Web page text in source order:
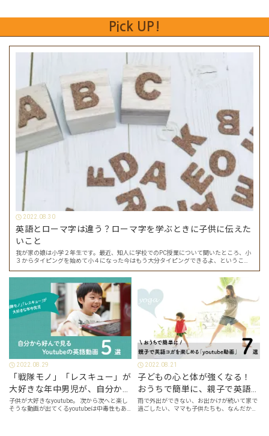
Pick UP!
2022.08.30
英語とローマ字は違う？ローマ字を学ぶときに子供に伝えた
いこと
我が家の娘は小学２年生です。最近、知人に学校でのPC授業について聞いたところ、小
３からタイピングを始めて小４になった今はもう大分タイピングできるよ、ということ
で…
2022.08.29
「戦隊モノ」「レスキュー」が
大好きな年中男児が、自分から
好んで見るyoutube英語動画５
選
子供が大好きなyoutube。 次から次へと楽し
そうな動画が出てくるyoutubeは中毒性もあ
2022.08.21
子どもの心と体が強くなる！
おうちで簡単に、親子で英語ヨ
ガを楽しめる「youtube動画」
７選
雨で外出ができない、お出かけが続いて家で
過ごしたい、ママも子供たちも、なんだか疲